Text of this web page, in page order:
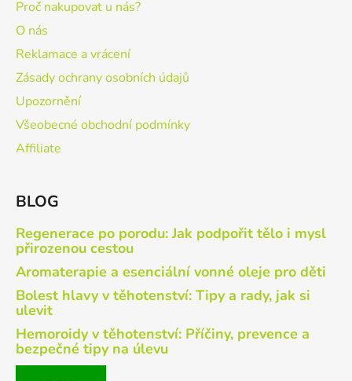
Proč nakupovat u nás?
O nás
Reklamace a vrácení
Zásady ochrany osobních údajů
Upozornění
Všeobecné obchodní podmínky
Affiliate
BLOG
Regenerace po porodu: Jak podpořit tělo i mysl
přirozenou cestou
Aromaterapie a esenciální vonné oleje pro děti
Bolest hlavy v těhotenství: Tipy a rady, jak si
ulevit
Hemoroidy v těhotenství: Příčiny, prevence a
bezpečné tipy na úlevu